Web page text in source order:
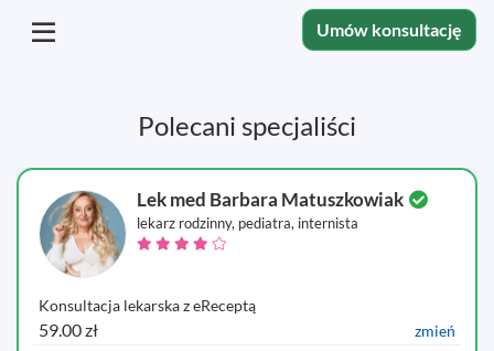
Umów konsultację
Polecani specjaliści
Lek med Barbara Matuszkowiak
lekarz rodzinny, pediatra, internista
Konsultacja lekarska z eReceptą
59.00 zł zmień